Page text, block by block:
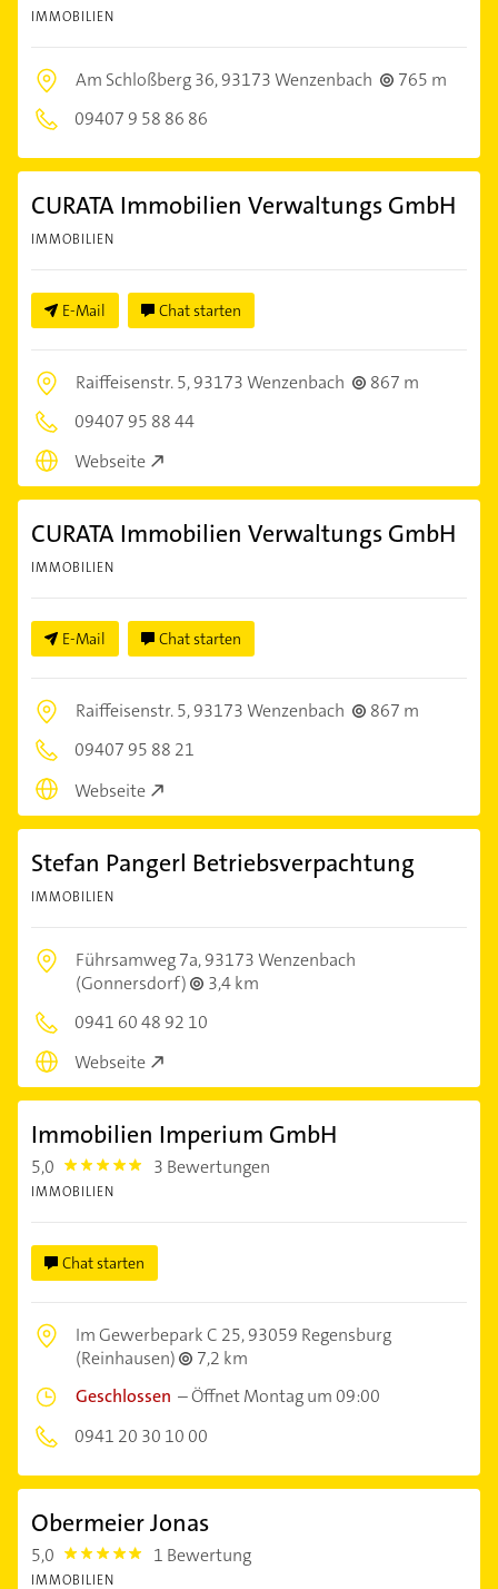
IMMOBILIEN
Am Schloßberg 36,93173 Wenzenbach
765 m
09407 9 58 86 86
CURATA Immobilien Verwaltungs GmbH
IMMOBILIEN
E-Mail Chat starten
Raiffeisenstr. 5,93173 Wenzenbach
867 m
09407 95 88 44
Webseite
CURATA Immobilien Verwaltungs GmbH
IMMOBILIEN
E-Mail Chat starten
Raiffeisenstr. 5,93173 Wenzenbach
867 m
09407 95 88 21
Webseite
Stefan Pangerl Betriebsverpachtung
IMMOBILIEN
Führsamweg 7a,93173 Wenzenbach
(Gonnersdorf)
3,4 km
0941 60 48 92 10
Webseite
Immobilien Imperium GmbH
5,0 5.0 3 Bewertungen
IMMOBILIEN
Chat starten
Im Gewerbepark C 25,93059 Regensburg
(Reinhausen)
7,2 km
Geschlossen –Öffnet Montag um 09:00
0941 20 30 10 00
Obermeier Jonas
5,0 5.0 1 Bewertung
IMMOBILIEN